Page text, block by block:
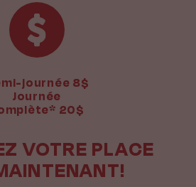
journée 8$
Journée
20$
VOTRE PLACE
Nécessaire
Ces fichiers
sont pas
facultatifs. Ils
sont